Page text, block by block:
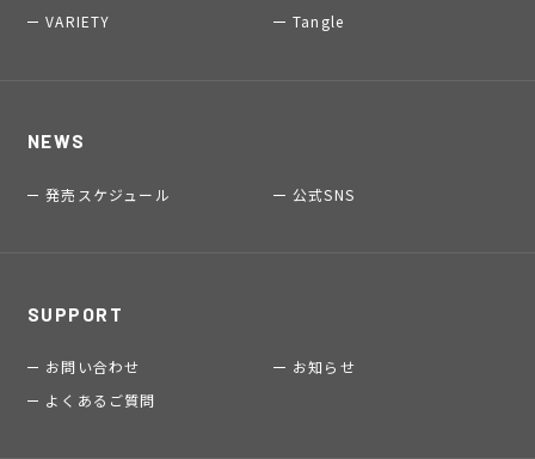
VARIETY
Tangle
NEWS
発売スケジュール 公式SNS
SUPPORT
お問い合わせ
お知らせ
よくあるご質問